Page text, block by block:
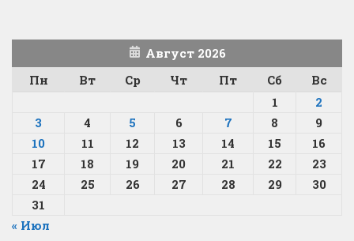
Август 2026
Пн
Вт Ср Чт Пт Сб
Вс
1
2
3
4 5 6 7 8
9
10
11 12 13 14 15
16
17
18 19 20 21 22
23
24
25 26 27 28 29
30
31
« Июл